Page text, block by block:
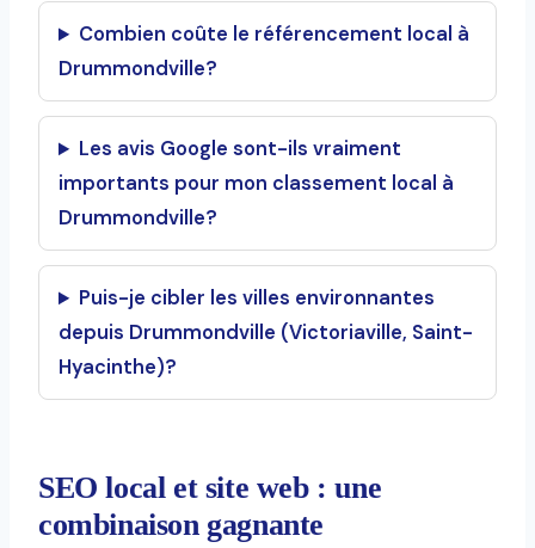
Combien coûte le référencement local à
Drummondville?
Les avis Google sont-ils vraiment
importants pour mon classement local à
Drummondville?
Puis-je cibler les villes environnantes
depuis Drummondville (Victoriaville, Saint-
Hyacinthe)?
SEO local et site web : une
combinaison gagnante